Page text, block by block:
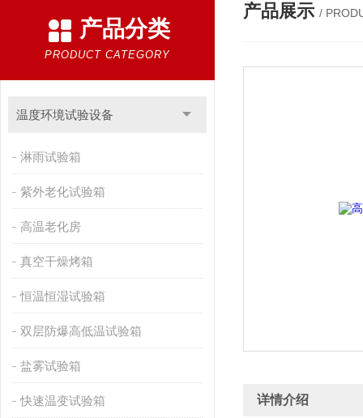
产品分类
PRODUCT CATEGORY
温度环境试验设备
淋雨试验箱
紫外老化试验箱
高温老化房
真空干燥烤箱
恒温恒湿试验箱
双层防爆高低温试验箱
盐雾试验箱
快速温变试验箱
产品展示 /
详情介绍